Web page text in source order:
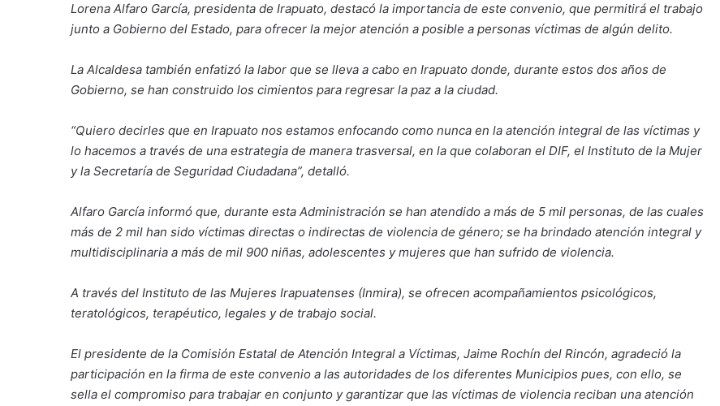
Lorena Alfaro García, presidenta de Irapuato, destacó la importancia de este convenio, que permitirá el trabajo
junto a Gobierno del Estado, para ofrecer la mejor atención a posible a personas víctimas de algún delito.
La Alcaldesa también enfatizó la labor que se lleva a cabo en Irapuato donde, durante estos dos años de
Gobierno, se han construido los cimientos para regresar la paz a la ciudad.
“Quiero decirles que en Irapuato nos estamos enfocando como nunca en la atención integral de las víctimas y
lo hacemos a través de una estrategia de manera trasversal, en la que colaboran el DIF, el Instituto de la Mujer
y la Secretaría de Seguridad Ciudadana”, detalló.
Alfaro García informó que, durante esta Administración se han atendido a más de 5 mil personas, de las cuales
más de 2 mil han sido víctimas directas o indirectas de violencia de género; se ha brindado atención integral y
multidisciplinaria a más de mil 900 niñas, adolescentes y mujeres que han sufrido de violencia.
A través del Instituto de las Mujeres Irapuatenses (Inmira), se ofrecen acompañamientos psicológicos,
teratológicos, terapéutico, legales y de trabajo social.
El presidente de la Comisión Estatal de Atención Integral a Víctimas, Jaime Rochín del Rincón, agradeció la
participación en la firma de este convenio a las autoridades de los diferentes Municipios pues, con ello, se
sella el compromiso para trabajar en conjunto y garantizar que las víctimas de violencia reciban una atención